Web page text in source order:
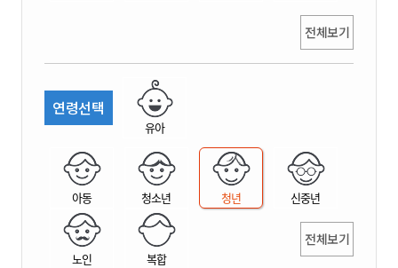
전체보기
연령선택
유아
아동 청소년 청년 신중년
노인 복합
전체보기